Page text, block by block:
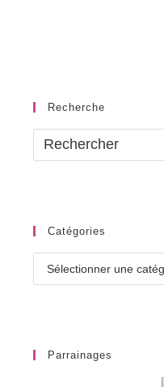
Recherche
Catégories
Parrainages